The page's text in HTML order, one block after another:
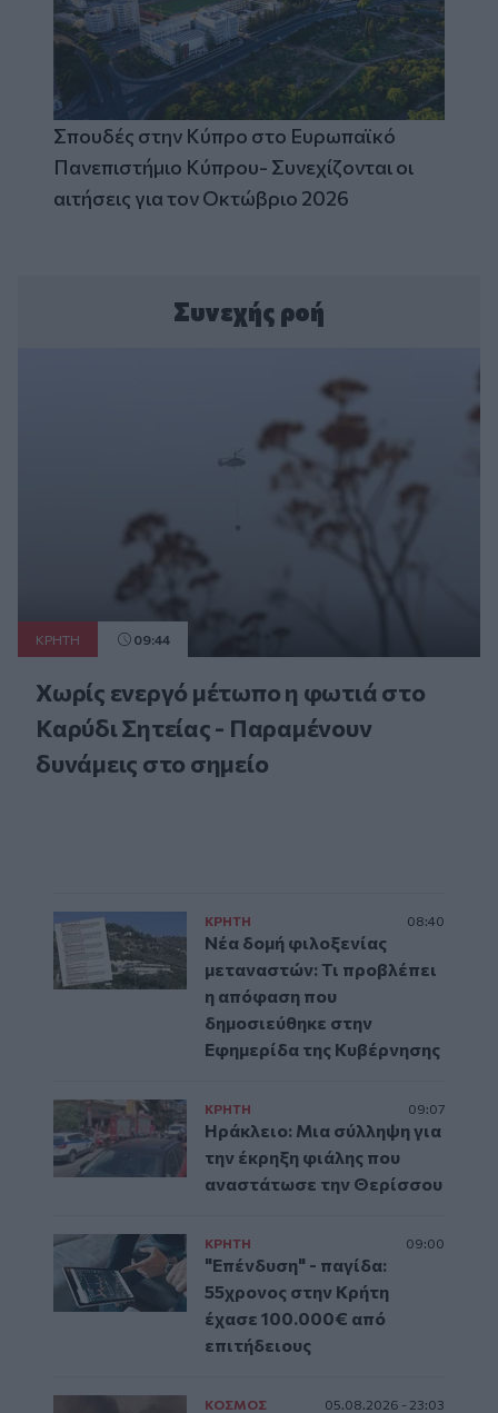
Σπουδές στην Κύπρο στο Ευρωπαϊκό
Πανεπιστήμιο Κύπρου- Συνεχίζονται οι
αιτήσεις για τον Οκτώβριο 2026
Συνεχής ροή
ΚΡΗΤΗ 09:44
Χωρίς ενεργό μέτωπο η φωτιά στο
Καρύδι Σητείας - Παραμένουν
δυνάμεις στο σημείο
ΚΡΗΤΗ 08:40
Νέα δομή φιλοξενίας
μεταναστών: Τι προβλέπει
η απόφαση που
δημοσιεύθηκε στην
Εφημερίδα της Κυβέρνησης
ΚΡΗΤΗ 09:07
Ηράκλειο: Μια σύλληψη για
την έκρηξη φιάλης που
αναστάτωσε την Θερίσσου
ΚΡΗΤΗ 09:00
"Επένδυση" - παγίδα:
55χρονος στην Κρήτη
έχασε 100.000€ από
επιτήδειους
ΚΟΣΜΟΣ 05.08.2026 - 23:03